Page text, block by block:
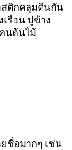
ติกคลุมดินกัน
รือน ปูข้าง
นต้นไม้
อมากๆ เช่น